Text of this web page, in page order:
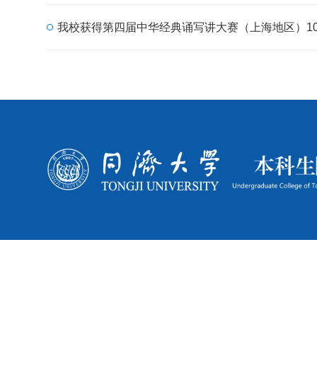
我校获得第四届中华经典诵写讲大赛（上海地区）